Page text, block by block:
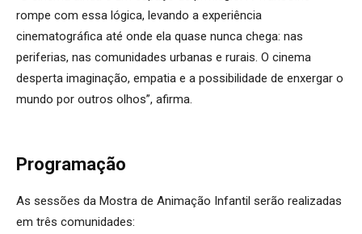
rompe com essa lógica, levando a experiência
cinematográfica até onde ela quase nunca chega: nas
periferias, nas comunidades urbanas e rurais. O cinema
desperta imaginação, empatia e a possibilidade de enxergar o
mundo por outros olhos”, afirma.
Programação
As sessões da Mostra de Animação Infantil serão realizadas
em três comunidades: